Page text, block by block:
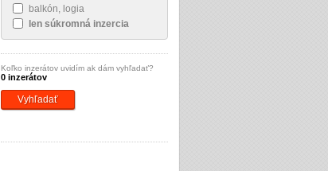
balkón, logia
len súkromná inzercia
Koľko inzerátov uvidím ak dám vyhľadať?
0 inzerátov
Vyhľadať